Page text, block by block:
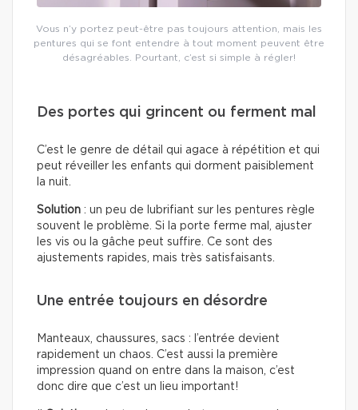
Vous n’y portez peut-être pas toujours attention, mais les
pentures qui se font entendre à tout moment peuvent être
désagréables. Pourtant, c’est si simple à régler!
Des portes qui grincent ou ferment mal
C’est le genre de détail qui agace à répétition et qui
peut réveiller les enfants qui dorment paisiblement
la nuit.
Solution : un peu de lubrifiant sur les pentures règle
souvent le problème. Si la porte ferme mal, ajuster
les vis ou la gâche peut suffire. Ce sont des
ajustements rapides, mais très satisfaisants.
Une entrée toujours en désordre
Manteaux, chaussures, sacs : l’entrée devient
rapidement un chaos. C’est aussi la première
impression quand on entre dans la maison, c’est
donc dire que c’est un lieu important!